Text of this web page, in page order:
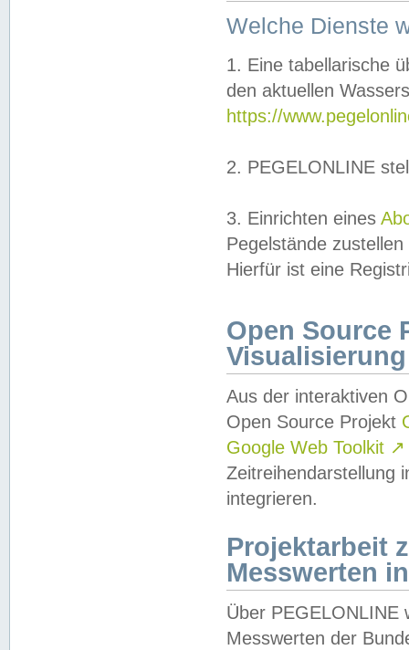
Welche Dienste
1. Eine tabellarische
den aktuellen
https://
2. PEGELONLINE
3. Einrichten eines
Pegelstände
Hierfür ist eine
Open Source
Visualisierung
Aus der interaktiven
Open Source Projekt
Google Web Toolkit ↗
Zeitreihendarstellung
integrieren.
Projektarbeit
Messwerten
Über PEGELONLINE
Messwerten der